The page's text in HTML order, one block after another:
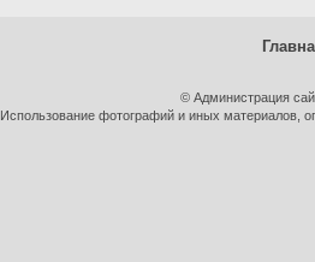
© Администрация
Использование фотографий и иных материалов,